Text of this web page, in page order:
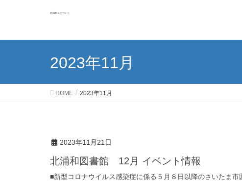
北浦和ｅ街づくり
2023年11月
HOME 2023年11月
2023年11月21日
北浦和図書館 12月 イベント情報
■新型コロナウイルス感染症に係る５月８日以降のさいたま